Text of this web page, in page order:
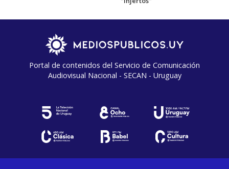
Portal de contenidos del Servicio de Comunicación
Audiovisual Nacional - SECAN - Uruguay